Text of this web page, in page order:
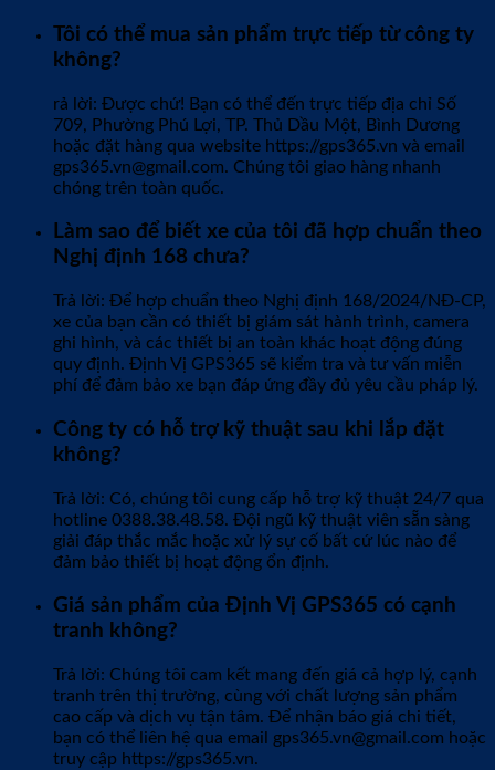
Tôi có thể mua sản phẩm trực tiếp từ công ty
không?
rả lời: Được chứ! Bạn có thể đến trực tiếp địa chỉ Số
709, Phường Phú Lợi, TP. Thủ Dầu Một, Bình Dương
hoặc đặt hàng qua website https://gps365.vn và email
gps365.vn@gmail.com. Chúng tôi giao hàng nhanh
chóng trên toàn quốc.
Làm sao để biết xe của tôi đã hợp chuẩn theo
Nghị định 168 chưa?
Trả lời: Để hợp chuẩn theo Nghị định 168/2024/NĐ-CP,
xe của bạn cần có thiết bị giám sát hành trình, camera
ghi hình, và các thiết bị an toàn khác hoạt động đúng
quy định. Định Vị GPS365 sẽ kiểm tra và tư vấn miễn
phí để đảm bảo xe bạn đáp ứng đầy đủ yêu cầu pháp lý.
Công ty có hỗ trợ kỹ thuật sau khi lắp đặt
không?
Trả lời: Có, chúng tôi cung cấp hỗ trợ kỹ thuật 24/7 qua
hotline 0388.38.48.58. Đội ngũ kỹ thuật viên sẵn sàng
giải đáp thắc mắc hoặc xử lý sự cố bất cứ lúc nào để
đảm bảo thiết bị hoạt động ổn định.
Giá sản phẩm của Định Vị GPS365 có cạnh
tranh không?
Trả lời: Chúng tôi cam kết mang đến giá cả hợp lý, cạnh
tranh trên thị trường, cùng với chất lượng sản phẩm
cao cấp và dịch vụ tận tâm. Để nhận báo giá chi tiết,
bạn có thể liên hệ qua email gps365.vn@gmail.com hoặc
truy cập https://gps365.vn.